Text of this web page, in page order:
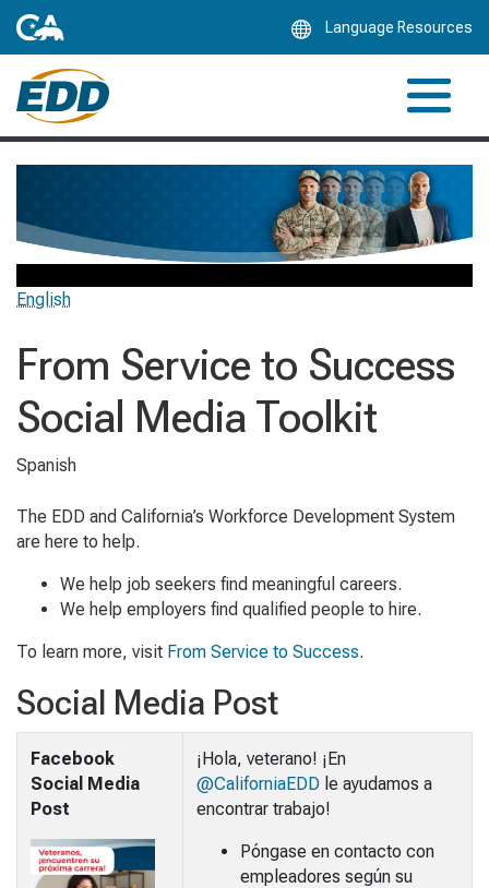
Language Resources
English
From Service to Success
Social Media Toolkit
Spanish
The EDD and California’s Workforce Development System
are here to help.
We help job seekers find meaningful careers.
We help employers find qualified people to hire.
To learn more, visit From Service to Success.
Social Media Post
Facebook
Social Media
Post
¡Hola, veterano! ¡En
@CaliforniaEDD le ayudamos a
encontrar trabajo!
Póngase en contacto con
empleadores según su